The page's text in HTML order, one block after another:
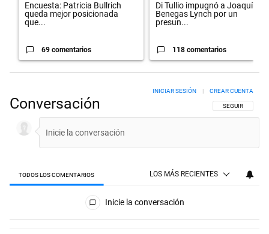
Encuesta: Patricia Bullrich
queda mejor posicionada
que...
69 comentarios
Di Tullio impugnó a Joaquín
Benegas Lynch por un
presun...
118 comentarios
Conversación SIGA ESTA
SEGUIR
INICIAR SESIÓN CREAR CUENTA
TODOS LOS COMENTARIOS LOS MÁS RECIENTES
Todos los comentarios
Inicie la conversación